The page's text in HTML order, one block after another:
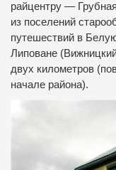
райцентру —
из поселений
путешествий в
Липоване
двух километров
начале района).